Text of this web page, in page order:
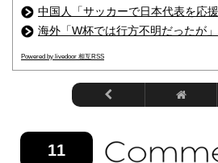
中国人「サッカーで日本代表を応
海外「W杯では行方不明だったが
Powered by livedoor 相互RSS
11